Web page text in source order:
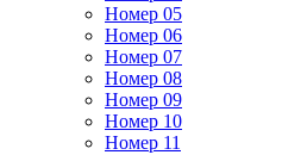
Номер 05
Номер 06
Номер 07
Номер 08
Номер 09
Номер 10
Номер 11